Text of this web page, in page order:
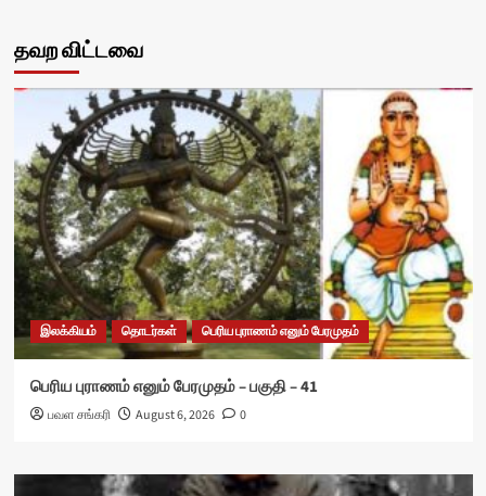
தவற விட்டவை
இலக்கியம் தொடர்கள் பெரிய புராணம் எனும் பேரமுதம்
பெரிய புராணம் எனும் பேரமுதம் – பகுதி – 41
பவள சங்கரி August 6, 2026 0